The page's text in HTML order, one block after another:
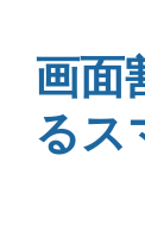
画面
るス